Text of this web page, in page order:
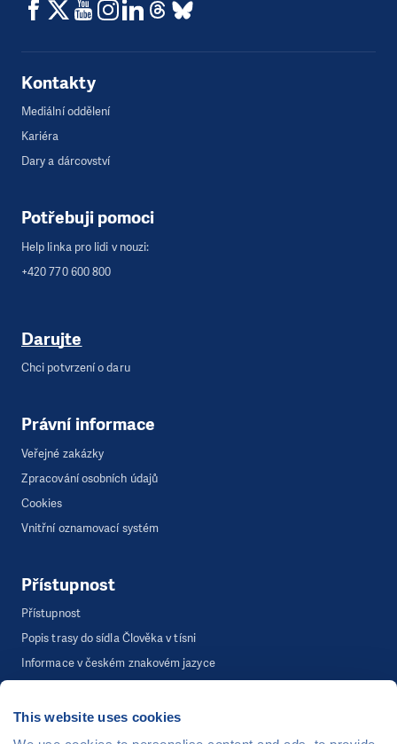
This website uses cookies
Kontakty
Mediální oddělení
Kariéra
Dary a dárcovství
Potřebuji pomoci
Help linka pro lidi v nouzi:
+420 770 600 800
Darujte
Chci potvrzení o daru
Právní informace
Veřejné zakázky
Zpracování osobních údajů
Cookies
Vnitřní oznamovací systém
Přístupnost
Přístupnost
Popis trasy do sídla Člověka v tísni
Informace v českém znakovém jazyce